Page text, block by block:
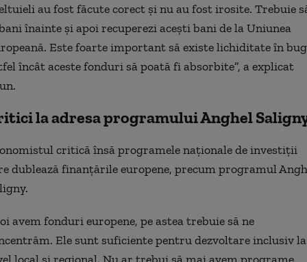
au fost făcute corect și nu au fost irosite. Trebuie
înainte și apoi recuperezi acești bani de la Uniunea
Este foarte important să existe lichiditate în
încât aceste fonduri să poată fi absorbite”, a explicat
la adresa programului Anghel
critică însă programele naționale de investiții
dublează finanțările europene, precum programul
avem fonduri europene, pe astea trebuie să ne
Ele sunt suficiente pentru dezvoltare inclusiv la
local și regional. Nu ar trebui să mai avem programe